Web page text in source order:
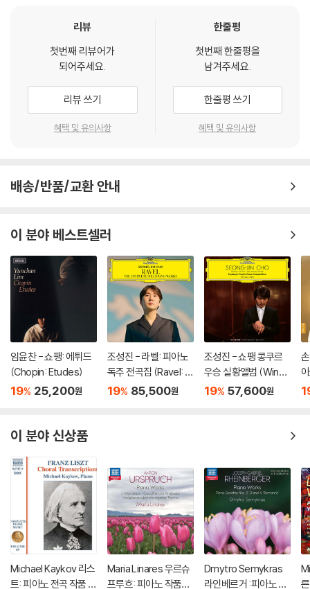
리뷰
첫번째 리뷰어가
되어주세요.
리뷰 쓰기
혜택 및 유의사항
한줄평
첫번째 한줄평을
남겨주세요.
한줄평 쓰기
혜택 및 유의사항
배송/반품/교환 안내
이 분야 베스트셀러
임윤찬 - 쇼팽: 에튀드
(Chopin: Etudes)
19% 25,200원
조성진 - 라벨: 피아노
독주 전곡집 (Ravel: T
he Complete Solo Pi
19% 85,500원
조성진 - 쇼팽 콩쿠르
우승 실황앨범 (Winne
r of the 17th Internat
19% 57,600원
이 분야 신상품
Michael Kaykov 리스
트: 피아노 전곡 작품 6
Maria Linares 우르슈
프루흐: 피아노 작품집
Dmytro Semykras
라인베르거 :피아노 작